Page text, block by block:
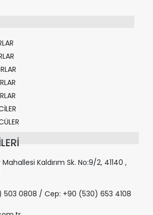
Kaldırım Sk. No:9/2, 41140 ,
503 0808 / Cep: +90 (530) 653 4108